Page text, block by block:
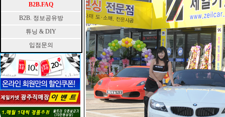
B2B.FAQ
B2B. 정보공유방
튜닝 & DIY
입점문의